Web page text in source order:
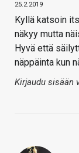
25.2.2019
Kyllä katsoin
näkyy mutta
Hyvä että
näppäinta kun
Kirjaudu sisään